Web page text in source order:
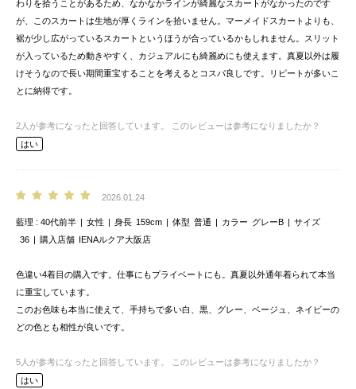
わりを拾うことがあるため、なかなかラインが綺麗なスカートがなかったのです
が、このスカートは生地が厚くラインを拾いません。マーメイドスカートよりも、
裾が少し広がっているスカートというほうが合っているかもしれません。スリット
が入っているため動きやすく、カジュアルにも綺麗めにも使えます。真夏以外は履
けそうなので長い期間重宝することを考えるとコスパ良しです。リピートが多いこ
とに納得です。
2 人が参考になったと回答しています。
このレビューは参考になりましたか？
はい
2026.01.24
藍理 40代前半 女性 身長 159cm 体型 普通 カラー グレーB
サイズ
36
購入店舗 IENAルクア大阪店
色違い4着目の購入です。仕事にもプライベートにも。真夏以外通年着られて本当
に重宝しています。
このお色味も本当に使えて、手持ちで多い白、黒、グレー、ベージュ、ネイビーの
どの色とも相性が良いです。
5 人が参考になったと回答しています。
このレビューは参考になりましたか？
はい